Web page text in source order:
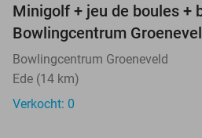
NEW
TODAY
Minigolf + jeu de boules +
Bowlingcentrum
Bowlingcentrum Groeneveld
Ede (14 km)
Verkocht: 0